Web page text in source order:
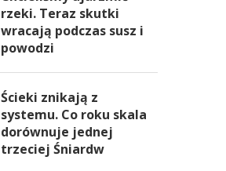
rzeki. Teraz skutki
wracają podczas susz i
powodzi
Ścieki znikają z
systemu. Co roku skala
dorównuje jednej
trzeciej Śniardw